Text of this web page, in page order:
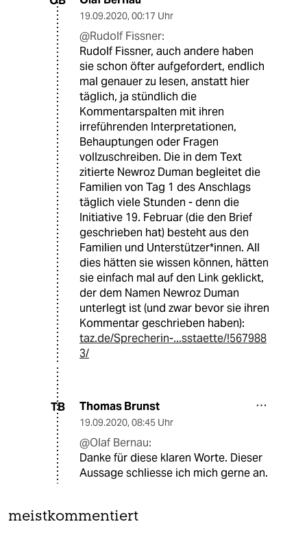
19.09.2020, 00:17 Uhr
@Rudolf Fissner:
Rudolf Fissner, auch andere haben
sie schon öfter aufgefordert, endlich
mal genauer zu lesen, anstatt hier
täglich, ja stündlich die
Kommentarspalten mit ihren
irreführenden Interpretationen,
Behauptungen oder Fragen
vollzuschreiben. Die in dem Text
zitierte Newroz Duman begleitet die
Familien von Tag 1 des Anschlags
täglich viele Stunden - denn die
Initiative 19. Februar (die den Brief
geschrieben hat) besteht aus den
Familien und Unterstützer*innen. All
dies hätten sie wissen können, hätten
sie einfach mal auf den Link geklickt,
der dem Namen Newroz Duman
unterlegt ist (und zwar bevor sie ihren
Kommentar geschrieben haben):
taz.de/Sprecherin-...sstaette/!567988
3/
TB Thomas Brunst
19.09.2020, 08:45 Uhr
@Olaf Bernau:
Danke für diese klaren Worte. Dieser
Aussage schliesse ich mich gerne an.
meistkommentiert